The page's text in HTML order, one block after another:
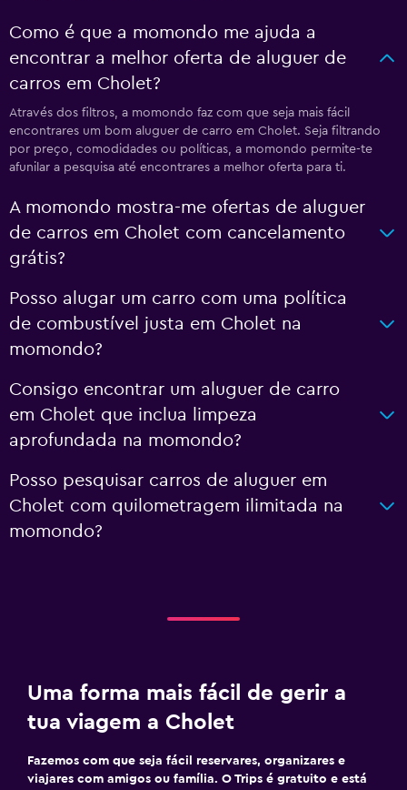
Como é que a momondo me ajuda a
encontrar a melhor oferta de aluguer de
carros em Cholet?
Através dos filtros, a momondo faz com que seja mais fácil
encontrares um bom aluguer de carro em Cholet. Seja filtrando
por preço, comodidades ou políticas, a momondo permite-te
afunilar a pesquisa até encontrares a melhor oferta para ti.
A momondo mostra-me ofertas de aluguer
de carros em Cholet com cancelamento
grátis?
Posso alugar um carro com uma política
de combustível justa em Cholet na
momondo?
Consigo encontrar um aluguer de carro
em Cholet que inclua limpeza
aprofundada na momondo?
Posso pesquisar carros de aluguer em
Cholet com quilometragem ilimitada na
momondo?
Uma forma mais fácil de gerir a
tua viagem a Cholet
Fazemos com que seja fácil reservares, organizares e
viajares com amigos ou família. O Trips é gratuito e está